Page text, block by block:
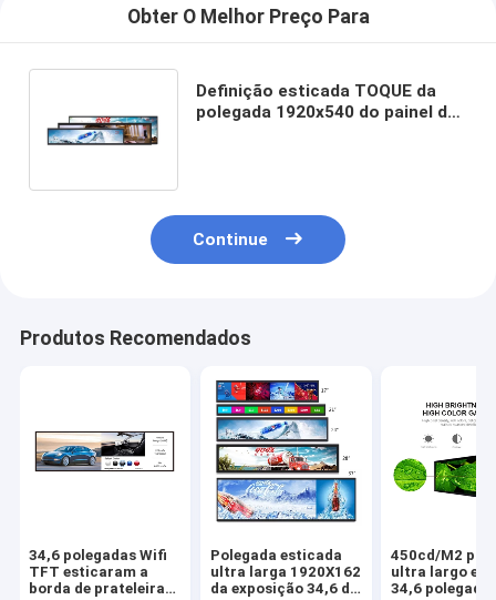
Obter O Melhor Preço Para
Definição esticada TOQUE da
polegada 1920x540 do painel de
Continue
Produtos Recomendados
34,6 polegadas Wifi
TFT esticaram a
borda de prateleira
Polegada esticada
ultra larga 1920X162
da exposição 34,6 do
450cd/M2
ultra largo
34,6